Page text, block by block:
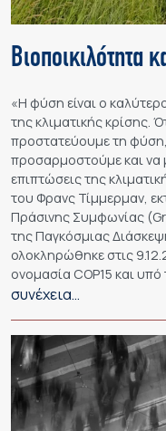
Βιοποικιλότητα
«Η φύση είναι ο
της κλιματικής κρίσης.
προστατεύουμε τη
προσαρμοστούμε και να
επιπτώσεις της
του Φρανς Τίμμερμαν,
Πράσινης Συμφωνίας
της Παγκόσμιας
ολοκληρώθηκε στις
ονομασία COP15 και
συνέχεια…